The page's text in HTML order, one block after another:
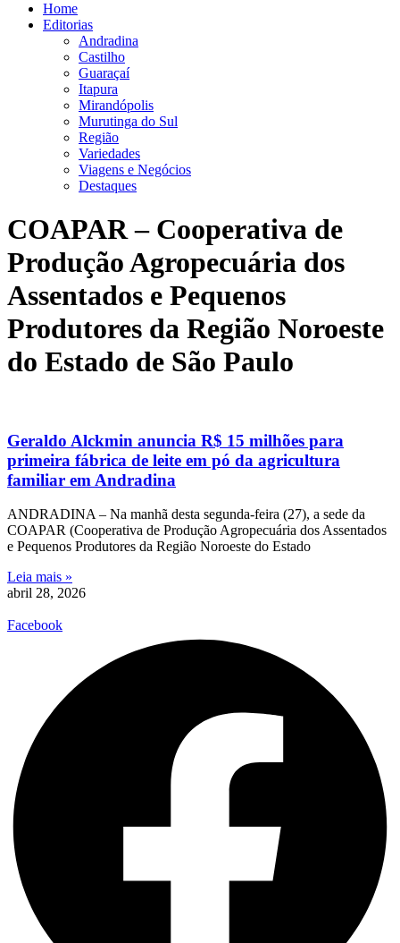
Home
Editorias
Andradina
Castilho
Guaraçaí
Itapura
Mirandópolis
Murutinga do Sul
Região
Variedades
Viagens e Negócios
Destaques
COAPAR – Cooperativa de
Produção Agropecuária dos
Assentados e Pequenos
Produtores da Região Noroeste
do Estado de São Paulo
Geraldo Alckmin anuncia R$ 15 milhões para
primeira fábrica de leite em pó da agricultura
familiar em Andradina
ANDRADINA – Na manhã desta segunda-feira (27), a sede da
COAPAR (Cooperativa de Produção Agropecuária dos Assentados
e Pequenos Produtores da Região Noroeste do Estado
Leia mais »
abril 28, 2026
Facebook